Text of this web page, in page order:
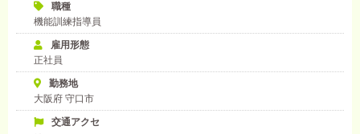
職種
機能訓練指導員
雇用形態
正社員
勤務地
大阪府 守口市
交通アクセ